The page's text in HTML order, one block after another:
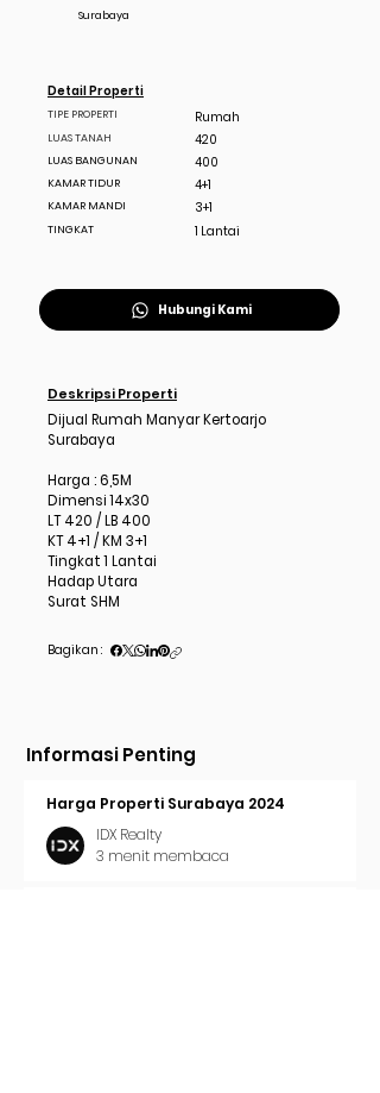
Surabaya
Detail Properti
TIPE PROPERTI
LUAS TANAH
LUAS BANGUNAN
KAMAR TIDUR
KAMAR MANDI
TINGKAT
Rumah
420
400
4+1
3+1
1 Lantai
Hubungi Kami
Deskripsi Properti
Dijual Rumah Manyar Kertoarjo
Surabaya
Harga : 6,5M
Dimensi 14x30
LT 420 / LB 400
KT 4+1 / KM 3+1
Tingkat 1 Lantai
Hadap Utara
Surat SHM
Bagikan :
Informasi Penting
Harga Properti Surabaya 2024
IDX Realty
3 menit membaca